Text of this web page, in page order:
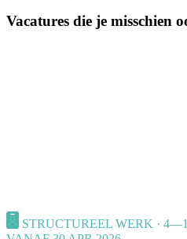
Vacatures die je misschien
STRUCTUREEL WERK ·